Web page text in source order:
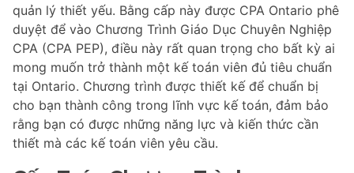
quản lý thiết yếu. Bằng cấp này được CPA Ontario phê
duyệt để vào Chương Trình Giáo Dục Chuyên Nghiệp
CPA (CPA PEP), điều này rất quan trọng cho bất kỳ ai
mong muốn trở thành một kế toán viên đủ tiêu chuẩn
tại Ontario. Chương trình được thiết kế để chuẩn bị
cho bạn thành công trong lĩnh vực kế toán, đảm bảo
rằng bạn có được những năng lực và kiến thức cần
thiết mà các kế toán viên yêu cầu.